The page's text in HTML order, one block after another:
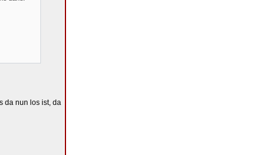
da nun los ist, da